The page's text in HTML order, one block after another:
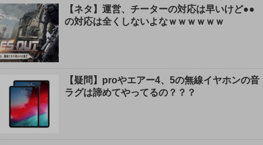
【ネタ】運営、チーターの対応は早いけど●●
の対応は全くしないよなｗｗｗｗｗｗ
【疑問】proやエアー4、5の無線イヤホンの音
ラグは諦めてやってるの？？？